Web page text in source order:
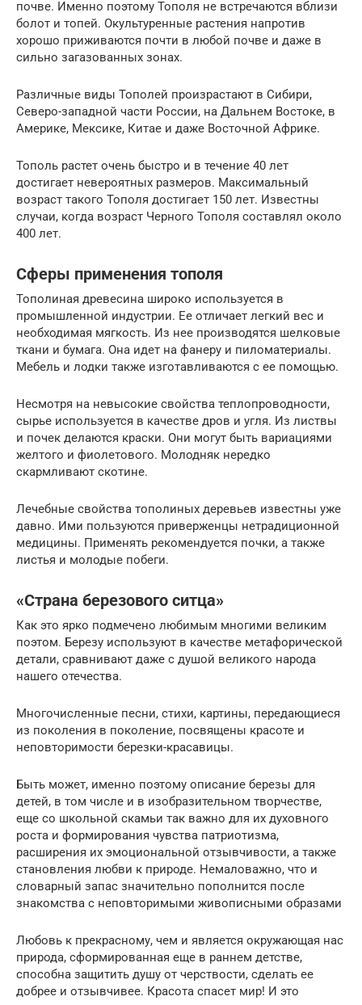
почве. Именно поэтому Тополя не встречаются вблизи
болот и топей. Окультуренные растения напротив
хорошо приживаются почти в любой почве и даже в
сильно загазованных зонах.
Различные виды Тополей произрастают в Сибири,
Северо-западной части России, на Дальнем Востоке, в
Америке, Мексике, Китае и даже Восточной Африке.
Тополь растет очень быстро и в течение 40 лет
достигает невероятных размеров. Максимальный
возраст такого Тополя достигает 150 лет. Известны
случаи, когда возраст Черного Тополя составлял около
400 лет.
Сферы применения тополя
Тополиная древесина широко используется в
промышленной индустрии. Ее отличает легкий вес и
необходимая мягкость. Из нее производятся шелковые
ткани и бумага. Она идет на фанеру и пиломатериалы.
Мебель и лодки также изготавливаются с ее помощью.
Несмотря на невысокие свойства теплопроводности,
сырье используется в качестве дров и угля. Из листвы
и почек делаются краски. Они могут быть вариациями
желтого и фиолетового. Молодняк нередко
скармливают скотине.
Лечебные свойства тополиных деревьев известны уже
давно. Ими пользуются приверженцы нетрадиционной
медицины. Применять рекомендуется почки, а также
листья и молодые побеги.
«Страна березового ситца»
Как это ярко подмечено любимым многими великим
поэтом. Березу используют в качестве метафорической
детали, сравнивают даже с душой великого народа
нашего отечества.
Многочисленные песни, стихи, картины, передающиеся
из поколения в поколение, посвящены красоте и
неповторимости березки-красавицы.
Быть может, именно поэтому описание березы для
детей, в том числе и в изобразительном творчестве,
еще со школьной скамьи так важно для их духовного
роста и формирования чувства патриотизма,
расширения их эмоциональной отзывчивости, а также
становления любви к природе. Немаловажно, что и
словарный запас значительно пополнится после
знакомства с неповторимыми живописными образами
Любовь к прекрасному, чем и является окружающая нас
природа, сформированная еще в раннем детстве,
способна защитить душу от черствости, сделать ее
добрее и отзывчивее. Красота спасет мир! И это